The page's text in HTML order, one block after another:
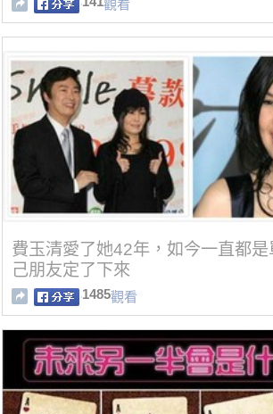
觀看
費玉清愛了她42年，如今一直都是
己朋友定了下來
1485觀看